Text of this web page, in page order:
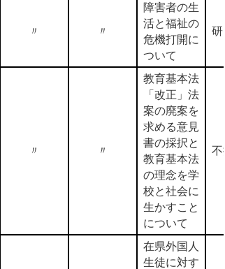
〃 〃
障害者の生
活と福祉の
危機打開に
ついて
研
〃 〃
教育基本法
「改正」法
案の廃案を
求める意見
書の採択と
教育基本法
の理念を学
校と社会に
生かすこと
について
不
在県外国人
生徒に対す